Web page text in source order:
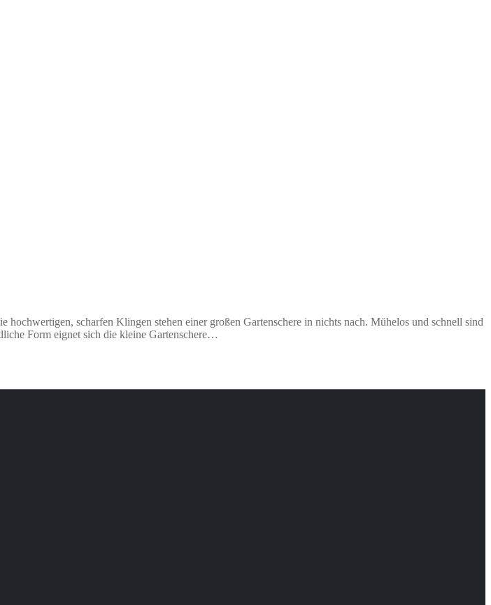
scharfen Klingen stehen einer großen Gartenschere in nichts nach. Mühelos und schnell sind
Form eignet sich die kleine Gartenschere…